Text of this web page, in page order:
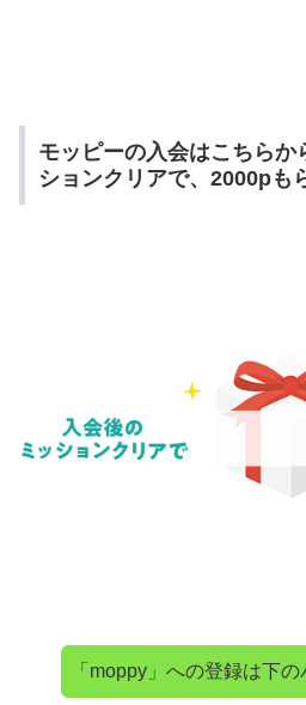
モッピーの入会はこち
ションクリアで、2000pも
「moppy」への登録は下の